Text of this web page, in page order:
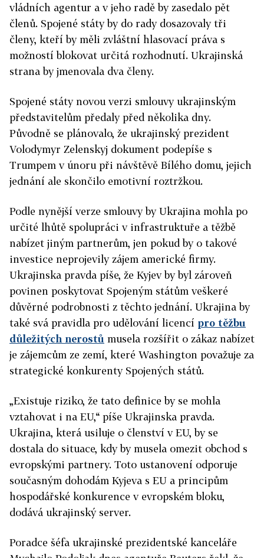
vládních agentur a v jeho radě by zasedalo pět
členů. Spojené státy by do rady dosazovaly tři
členy, kteří by měli zvláštní hlasovací práva s
možností blokovat určitá rozhodnutí. Ukrajinská
strana by jmenovala dva členy.
Spojené státy novou verzi smlouvy ukrajinským
představitelům předaly před několika dny.
Původně se plánovalo, že ukrajinský prezident
Volodymyr Zelenskyj dokument podepíše s
Trumpem v únoru při návštěvě Bílého domu, jejich
jednání ale skončilo emotivní roztržkou.
Podle nynější verze smlouvy by Ukrajina mohla po
určité lhůtě spolupráci v infrastruktuře a těžbě
nabízet jiným partnerům, jen pokud by o takové
investice neprojevily zájem americké firmy.
Ukrajinska pravda píše, že Kyjev by byl zároveň
povinen poskytovat Spojeným státům veškeré
důvěrné podrobnosti z těchto jednání. Ukrajina by
také svá pravidla pro udělování licencí pro těžbu
důležitých nerostů musela rozšířit o zákaz nabízet
je zájemcům ze zemí, které Washington považuje za
strategické konkurenty Spojených států.
„Existuje riziko, že tato definice by se mohla
vztahovat i na EU,“ píše Ukrajinska pravda.
Ukrajina, která usiluje o členství v EU, by se
dostala do situace, kdy by musela omezit obchod s
evropskými partnery. Toto ustanovení odporuje
současným dohodám Kyjeva s EU a principům
hospodářské konkurence v evropském bloku,
dodává ukrajinský server.
Poradce šéfa ukrajinské prezidentské kanceláře